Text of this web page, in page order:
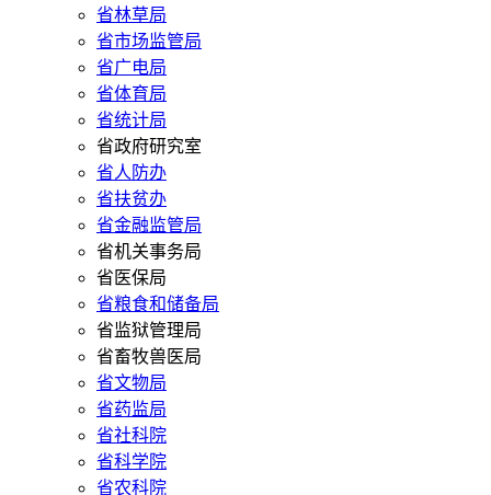
省林草局
省市场监管局
省广电局
省体育局
省统计局
省政府研究室
省人防办
省扶贫办
省金融监管局
省机关事务局
省医保局
省粮食和储备局
省监狱管理局
省畜牧兽医局
省文物局
省药监局
省社科院
省科学院
省农科院